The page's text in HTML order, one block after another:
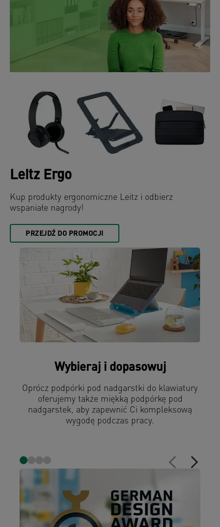
Leitz Ergo
Kup produkty ergonomiczne Leitz i odbierz
wspaniałe nagrody!
PRZEJDŹ DO PROMOCJI
Wybieraj i dopasowuj
Oprócz podpórki pod nadgarstki do klawiatury
oferujemy także miękką podpórkę pod
nadgarstek, aby zapewnić Ci kompleksową
wygodę podczas pracy.